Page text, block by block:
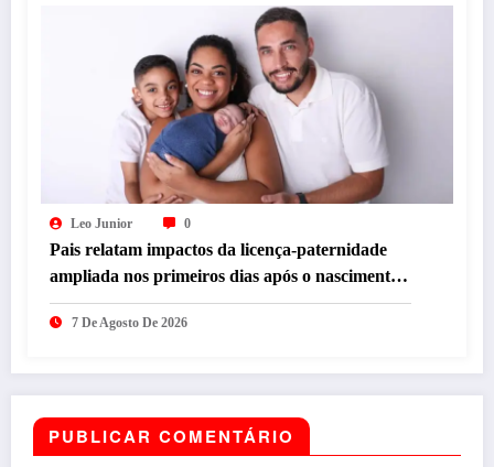
Leo Junior 0
Pais relatam impactos da licença-paternidade
ampliada nos primeiros dias após o nascimento
dos filhos
7 De Agosto De 2026
PUBLICAR COMENTÁRIO